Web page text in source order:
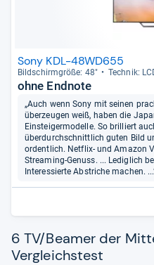
Sony KDL-48WD655
Bild­schirm­größe: 48" Tech­nik:
ohne Endnote
„Auch wenn Sony mit seinen
überzeugen weiß, haben die
Einsteigermodelle. So brilliert
überdurchschnittlich guten Bild
ordentlich. Netflix- und Amazon
Streaming-Genuss. ... Lediglich
Interessierte Abstriche machen.
6 TV/Beamer der
Vergleichstest